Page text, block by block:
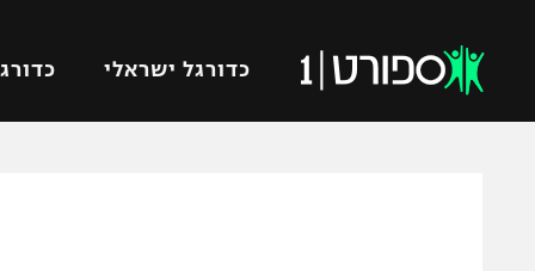
כדורגל ישראלי